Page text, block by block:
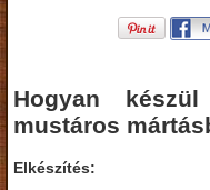
Hogyan
mustáros
Elkészítés: